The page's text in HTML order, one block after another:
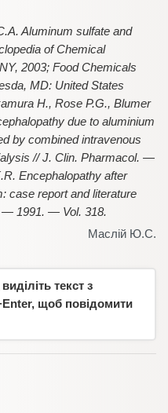
Aluminum sulfate and
of Chemical
2003; Food Chemicals
MD: United States
H., Rose P.G., Blumer
due to aluminium
by combined intravenous
// J. Clin. Pharmacol. —
Encephalopathy after
case report and literature
— 1991. — Vol. 318.
Маслій Ю.С.
текст з
щоб повідомити